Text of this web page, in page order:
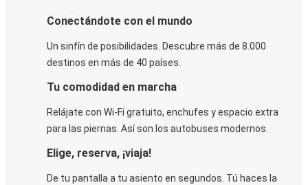
Conectándote con el mundo
Un sinfín de posibilidades. Descubre más de 8.000
destinos en más de 40 países.
Tu comodidad en marcha
Relájate con Wi-Fi gratuito, enchufes y espacio extra
para las piernas. Así son los autobuses modernos.
Elige, reserva, ¡viaja!
De tu pantalla a tu asiento en segundos. Tú haces la